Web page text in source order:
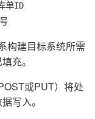
单ID
构建目标系统所需
充。
或PUT）将处
写入。